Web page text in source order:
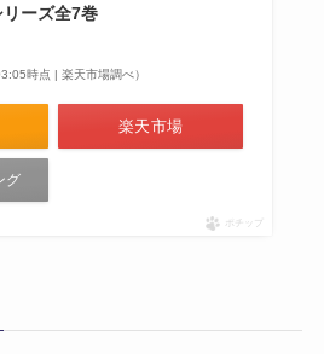
ーズ全7巻
時点 | 楽天市場調べ）
楽天市場
グ
ポチップ